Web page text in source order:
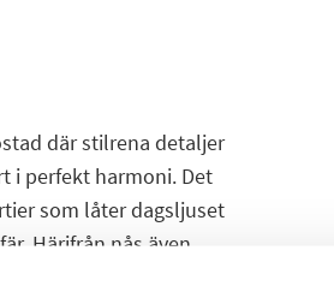
där stilrena detaljer
i perfekt harmoni. Det
som låter dagsljuset
Härifrån nås även
en härlig förlängning